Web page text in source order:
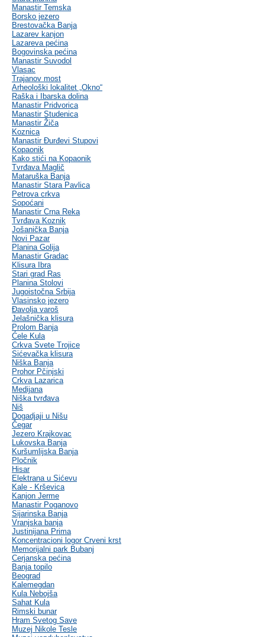
Manastir Temska
Borsko jezero
Brestovačka Banja
Lazarev kanjon
Lazareva pećina
Bogovinska pećina
Manastir Suvodol
Vlasac
Trajanov most
Arheološki lokalitet „Okno“
Raška i Ibarska dolina
Manastir Pridvorica
Manastir Studenica
Manastir Žiča
Koznica
Manastir Đurđevi Stupovi
Kopaonik
Kako stići na Kopaonik
Tvrđava Maglič
Mataruška Banja
Manastir Stara Pavlica
Petrova crkva
Sopoćani
Manastir Crna Reka
Tvrđava Koznik
Jošanička Banja
Novi Pazar
Planina Golija
Manastir Gradac
Klisura Ibra
Stari grad Ras
Planina Stolovi
Jugoistočna Srbija
Vlasinsko jezero
Đavolja varoš
Jelašnička klisura
Prolom Banja
Ćele Kula
Crkva Svete Trojice
Sićevačka klisura
Niška Banja
Prohor Pčinjski
Crkva Lazarica
Medijana
Niška tvrđava
Niš
Dogadjaji u Nišu
Čegar
Jezero Krajkovac
Lukovska Banja
Kuršumlijska Banja
Pločnik
Hisar
Elektrana u Sićevu
Kale - Krševica
Kanjon Jerme
Manastir Poganovo
Sijarinska Banja
Vranjska banja
Justinijana Prima
Koncentracioni logor Crveni krst
Memorijalni park Bubanj
Cerjanska pećina
Banja topilo
Beograd
Kalemegdan
Kula Nebojša
Sahat Kula
Rimski bunar
Hram Svetog Save
Muzej Nikole Tesle